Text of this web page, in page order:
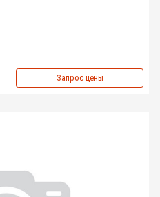
Запрос цены